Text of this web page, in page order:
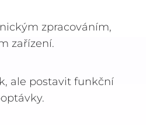
zpracováním,
zařízení.
ale postavit funkční